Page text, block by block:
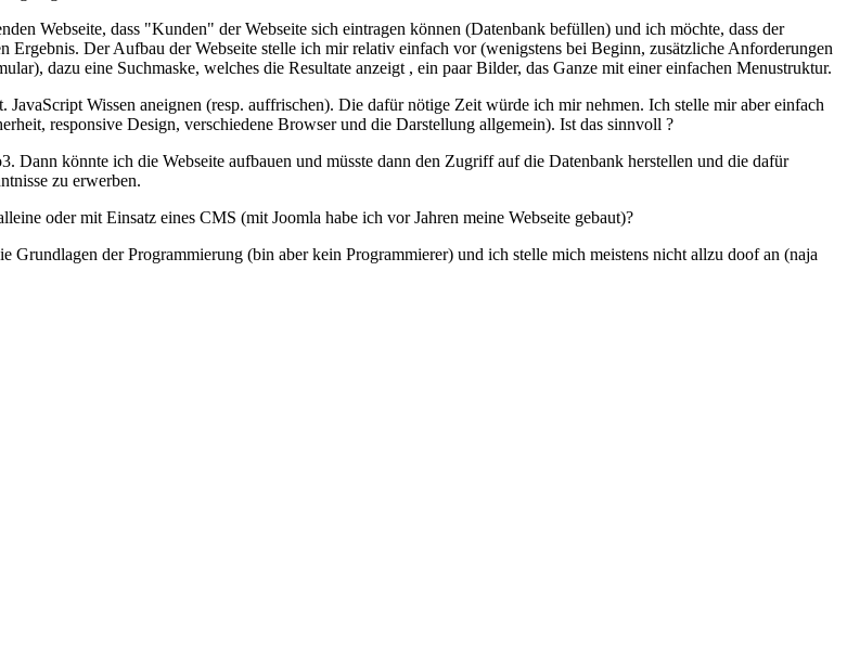
Webseite, dass "Kunden" der Webseite sich eintragen können (Datenbank befüllen) und ich möchte, dass der
Der Aufbau der Webseite stelle ich mir relativ einfach vor (wenigstens bei Beginn, zusätzliche Anforderungen
dazu eine Suchmaske, welches die Resultate anzeigt , ein paar Bilder, das Ganze mit einer einfachen Menustruktur.
Wissen aneignen (resp. auffrischen). Die dafür nötige Zeit würde ich mir nehmen. Ich stelle mir aber einfach
responsive Design, verschiedene Browser und die Darstellung allgemein). Ist das sinnvoll ?
Dann könnte ich die Webseite aufbauen und müsste dann den Zugriff auf die Datenbank herstellen und die dafür
zu erwerben.
oder mit Einsatz eines CMS (mit Joomla habe ich vor Jahren meine Webseite gebaut)?
der Programmierung (bin aber kein Programmierer) und ich stelle mich meistens nicht allzu doof an (naja